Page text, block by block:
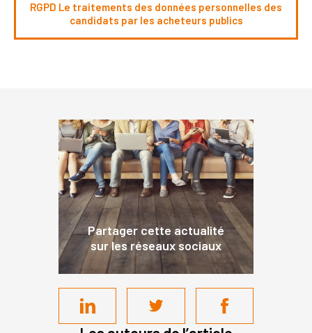
RGPD Le traitements des données personnelles des
candidats par les acheteurs publics
Partager cette actualité
sur les réseaux sociaux